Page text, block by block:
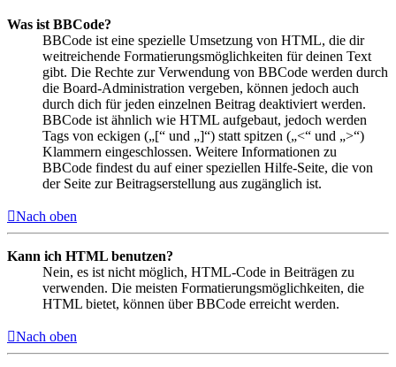
Was ist BBCode?
BBCode ist eine spezielle Umsetzung von HTML, die dir
weitreichende Formatierungsmöglichkeiten für deinen Text
gibt. Die Rechte zur Verwendung von BBCode werden durch
die Board-Administration vergeben, können jedoch auch
durch dich für jeden einzelnen Beitrag deaktiviert werden.
BBCode ist ähnlich wie HTML aufgebaut, jedoch werden
Tags von eckigen („[“ und „]“) statt spitzen („<“ und „>“)
Klammern eingeschlossen. Weitere Informationen zu
BBCode findest du auf einer speziellen Hilfe-Seite, die von
der Seite zur Beitragserstellung aus zugänglich ist.
Nach oben
Kann ich HTML benutzen?
Nein, es ist nicht möglich, HTML-Code in Beiträgen zu
verwenden. Die meisten Formatierungsmöglichkeiten, die
HTML bietet, können über BBCode erreicht werden.
Nach oben